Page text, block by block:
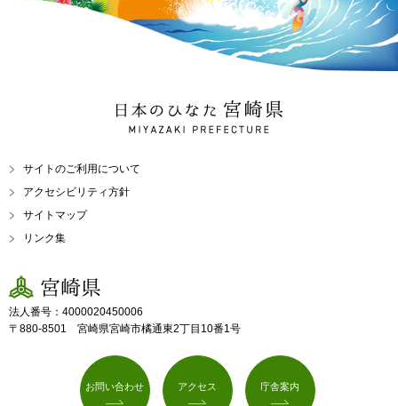
日本のひなた 宮崎県
MIYAZAKI PREFECTURE
サイトのご利用について
アクセシビリティ方針
サイトマップ
リンク集
宮崎県
法人番号：4000020450006
〒880-8501 宮崎県宮崎市橘通東2丁目10番1号
お問い合わせ アクセス 庁舎案内